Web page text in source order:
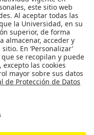
Reconocimiento como
de mayo de 1964.
28 del 23 de febrero de